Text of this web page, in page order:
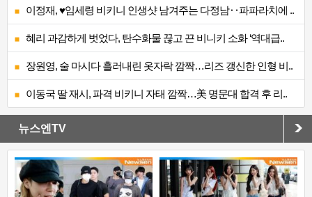
이정재, ♥임세령 비키니 인생샷 남겨주는 다정남‥파파라치에 ..
혜리 과감하게 벗었다, 탄수화물 끊고 끈 비니키 소화 ‘역대급..
장원영, 술 마시다 흘러내린 옷자락 깜짝…리즈 갱신한 인형 비..
이동국 딸 재시, 파격 비키니 자태 깜짝…美 명문대 합격 후 리..
뉴스엔TV